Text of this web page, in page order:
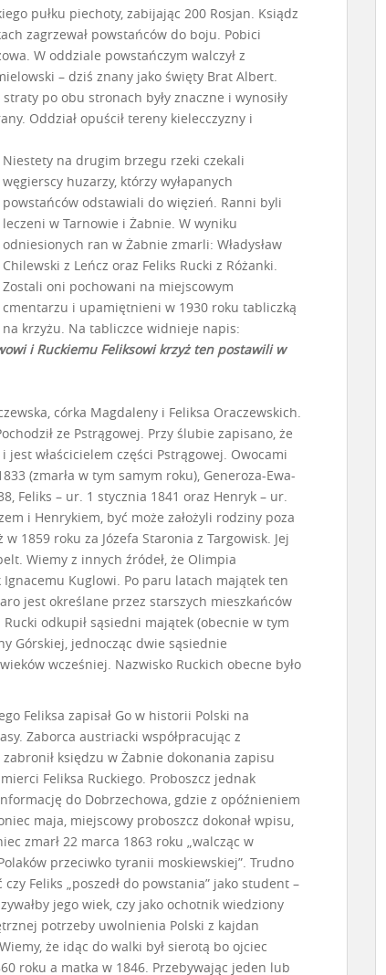
pułku piechoty, zabijając 200 Rosjan. Ksiądz
zagrzewał powstańców do boju. Pobici
W oddziale powstańczym walczył z
– dziś znany jako święty Brat Albert.
po obu stronach były znaczne i wynosiły
Oddział opuścił tereny kielecczyzny i
Niestety na drugim brzegu rzeki czekali
węgierscy huzarzy, którzy wyłapanych
powstańców odstawiali do więzień. Ranni byli
leczeni w Tarnowie i Żabnie. W wyniku
odniesionych ran w Żabnie zmarli: Władysław
Chilewski z Leńcz oraz Feliks Rucki z Różanki.
Zostali oni pochowani na miejscowym
cmentarzu i upamiętnieni w 1930 roku tabliczką
na krzyżu. Na tabliczce widnieje napis:
i Ruckiemu Feliksowi krzyż ten postawili w
córka Magdaleny i Feliksa Oraczewskich.
ze Pstrągowej. Przy ślubie zapisano, że
właścicielem części Pstrągowej. Owocami
(zmarła w tym samym roku), Generoza-Ewa-
Feliks – ur. 1 stycznia 1841 oraz Henryk – ur.
i Henrykiem, być może założyli rodziny poza
1859 roku za Józefa Staronia z Targowisk. Jej
Wiemy z innych źródeł, że Olimpia
Kuglowi. Po paru latach majątek ten
jest określane przez starszych mieszkańców
odkupił sąsiedni majątek (obecnie w tym
Górskiej, jednocząc dwie sąsiednie
wcześniej. Nazwisko Ruckich obecne było
Feliksa zapisał Go w historii Polski na
Zaborca austriacki współpracując z
księdzu w Żabnie dokonania zapisu
Feliksa Ruckiego. Proboszcz jednak
do Dobrzechowa, gdzie z opóźnieniem
maja, miejscowy proboszcz dokonał wpisu,
zmarł 22 marca 1863 roku „walcząc w
przeciwko tyranii moskiewskiej”. Trudno
Feliks „poszedł do powstania” jako student –
jego wiek, czy jako ochotnik wiedziony
potrzeby uwolnienia Polski z kajdan
że idąc do walki był sierotą bo ojciec
roku a matka w 1846. Przebywając jeden lub